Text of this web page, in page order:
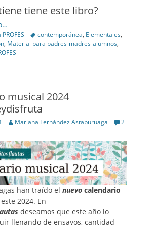
tiene este libro?
Tagscontemporánea, Elementales,
, Material para padres-madres-alumnos,
musical 2024
Author
Mariana Fernández Astaburuaga
2
han traído el nuevo calendario
2024. En
deseamos que este año lo
llenando de ensayos, cantidad